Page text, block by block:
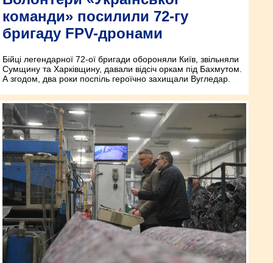
команди» посилили 72-гу
бригаду FPV-дронами
Бійці легендарної 72-ої бригади обороняли Київ, звільняли
Сумщину та Харківщину, давали відсіч оркам під Бахмутом.
А згодом, два роки поспіль героїчно захищали Вугледар.